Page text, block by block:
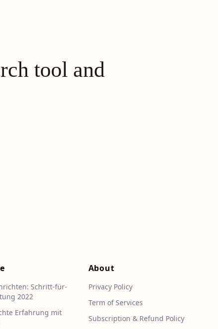
tool and
Schritt-für-
2022
Erfahrung mit
About
Privacy Policy
Term of Services
Subscription & Refund Policy